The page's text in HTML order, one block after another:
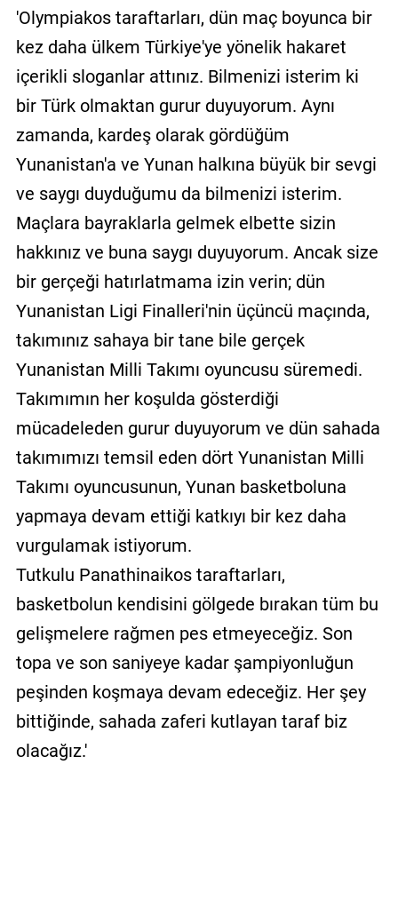
'Olympiakos taraftarları, dün maç boyunca bir
kez daha ülkem Türkiye'ye yönelik hakaret
içerikli sloganlar attınız. Bilmenizi isterim ki
bir Türk olmaktan gurur duyuyorum. Aynı
zamanda, kardeş olarak gördüğüm
Yunanistan'a ve Yunan halkına büyük bir sevgi
ve saygı duyduğumu da bilmenizi isterim.
Maçlara bayraklarla gelmek elbette sizin
hakkınız ve buna saygı duyuyorum. Ancak size
bir gerçeği hatırlatmama izin verin; dün
Yunanistan Ligi Finalleri'nin üçüncü maçında,
takımınız sahaya bir tane bile gerçek
Yunanistan Milli Takımı oyuncusu süremedi.
Takımımın her koşulda gösterdiği
mücadeleden gurur duyuyorum ve dün sahada
takımımızı temsil eden dört Yunanistan Milli
Takımı oyuncusunun, Yunan basketboluna
yapmaya devam ettiği katkıyı bir kez daha
vurgulamak istiyorum.
Tutkulu Panathinaikos taraftarları,
basketbolun kendisini gölgede bırakan tüm bu
gelişmelere rağmen pes etmeyeceğiz. Son
topa ve son saniyeye kadar şampiyonluğun
peşinden koşmaya devam edeceğiz. Her şey
bittiğinde, sahada zaferi kutlayan taraf biz
olacağız.'